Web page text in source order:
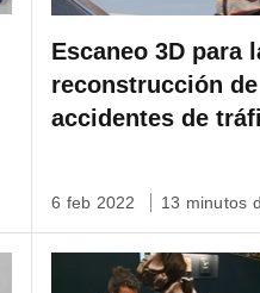
Escaneo 3D para
reconstrucción de
accidentes de
6 feb 2022 13 minutos